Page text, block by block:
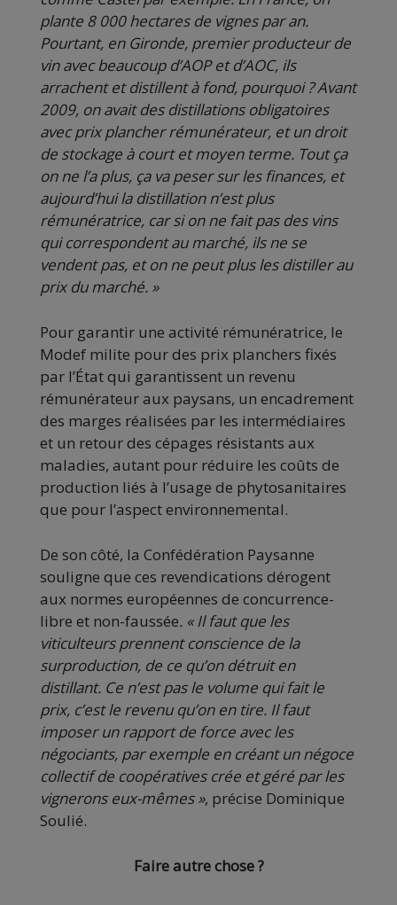
plante 8 000 hectares de vignes par an.
Pourtant, en Gironde, premier producteur de
vin avec beaucoup d’AOP et d’AOC, ils
arrachent et distillent à fond, pourquoi ? Avant
2009, on avait des distillations obligatoires
avec prix plancher rémunérateur, et un droit
de stockage à court et moyen terme. Tout ça
on ne l’a plus, ça va peser sur les finances, et
aujourd’hui la distillation n’est plus
rémunératrice, car si on ne fait pas des vins
qui correspondent au marché, ils ne se
vendent pas, et on ne peut plus les distiller au
prix du marché. »
Pour garantir une activité rémunératrice, le
Modef milite pour des prix planchers fixés
par l’État qui garantissent un revenu
rémunérateur aux paysans, un encadrement
des marges réalisées par les intermédiaires
et un retour des cépages résistants aux
maladies, autant pour réduire les coûts de
production liés à l’usage de phytosanitaires
que pour l’aspect environnemental.
De son côté, la Confédération Paysanne
souligne que ces revendications dérogent
aux normes européennes de concurrence-
libre et non-faussée. « Il faut que les
viticulteurs prennent conscience de la
surproduction, de ce qu’on détruit en
distillant. Ce n’est pas le volume qui fait le
prix, c’est le revenu qu’on en tire. Il faut
imposer un rapport de force avec les
négociants, par exemple en créant un négoce
collectif de coopératives crée et géré par les
vignerons eux-mêmes », précise Dominique
Soulié.
Faire autre chose ?